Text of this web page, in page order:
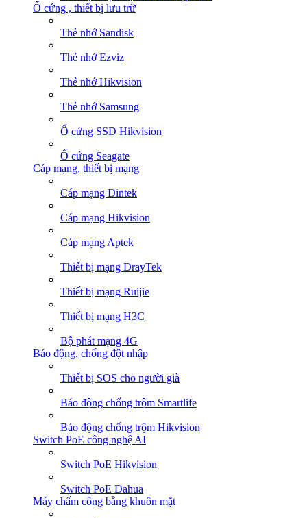
Ổ cứng , thiết bị lưu trữ
Thẻ nhớ Sandisk
Thẻ nhớ Ezviz
Thẻ nhớ Hikvision
Thẻ nhớ Samsung
Ổ cứng SSD Hikvision
Ổ cứng Seagate
Cáp mạng, thiết bị mạng
Cáp mạng Dintek
Cáp mạng Hikvision
Cáp mạng Aptek
Thiết bị mạng DrayTek
Thiết bị mạng Ruijie
Thiết bị mạng H3C
Bộ phát mạng 4G
Báo động, chống đột nhập
Thiết bị SOS cho người già
Báo động chống trộm Smartlife
Báo động chống trộm Hikvision
Switch PoE công nghệ AI
Switch PoE Hikvision
Switch PoE Dahua
Máy chấm công bằng khuôn mặt